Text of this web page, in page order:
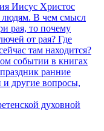
Иисус Христос
людям. В чем смысл
рая, то почему
от рая? Где
там находится?
событии в книгах
ранние
и другие вопросы,
духовной